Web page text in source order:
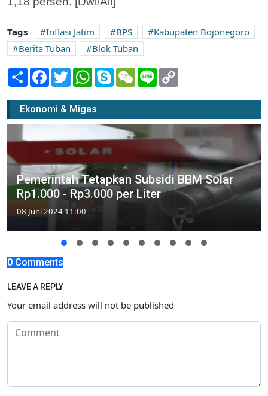
Tags Inflasi Jatim BPS
Kabupaten Bojonegoro
Berita Tuban
Blok Tuban
Share Facebook
TwitterWhatsApp
SkypeWeChatLine
Ekonomi & Migas
Pemerintah Tetapkan Subsidi BBM Solar
Rp1.000 - Rp3.000 per Liter
08 Juni 2024 11:00
0 Comments
LEAVE A REPLY
Your email address will not be published